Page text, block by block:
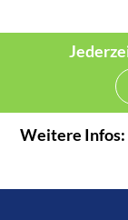
Weitere Infos: